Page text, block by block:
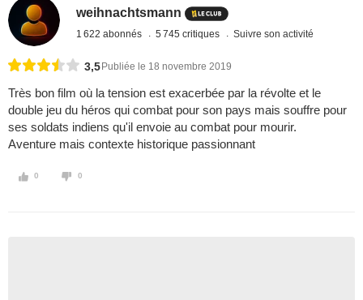
weihnachtsmann
1 622 abonnés 5 745 critiques Suivre son activité
3,5 Publiée le 18 novembre 2019
Très bon film où la tension est exacerbée par la révolte et le
double jeu du héros qui combat pour son pays mais souffre pour
ses soldats indiens qu'il envoie au combat pour mourir.
Aventure mais contexte historique passionnant
0 0